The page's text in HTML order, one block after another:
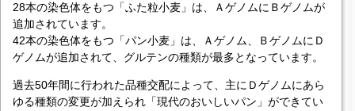
28本の染色体をもつ「ふた粒小麦」は、ＡゲノムにＢゲノムが
追加されています。
42本の染色体をもつ「パン小麦」は、Ａゲノム、ＢゲノムにＤ
ゲノムが追加されて、グルテンの種類が最多となっています。
過去50年間に行われた品種交配によって、主にＤゲノムにあら
ゆる種類の変更が加えられ「現代のおいしいパン」ができてい